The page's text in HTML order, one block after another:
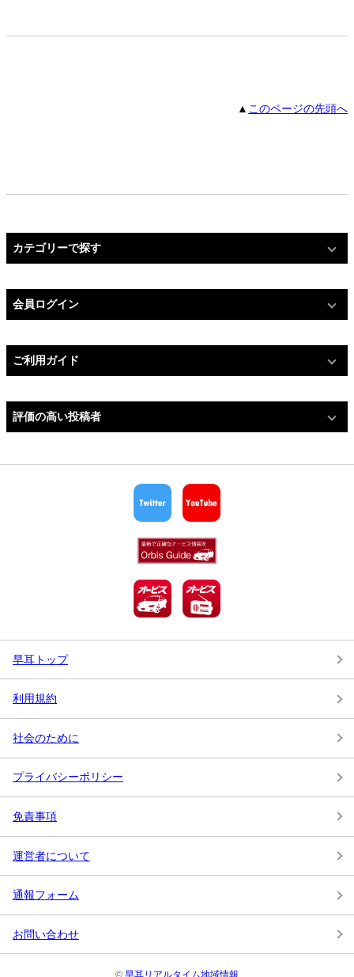
▲ このページの先頭へ
カテゴリーで探す
会員ログイン
ご利用ガイド
評価の高い投稿者
早耳トップ
利用規約
社会のために
プライバシーポリシー
免責事項
運営者について
通報フォーム
お問い合わせ